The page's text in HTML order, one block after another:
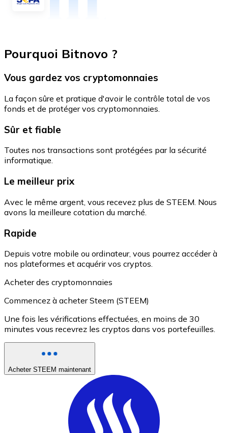
Pourquoi Bitnovo ?
Vous gardez vos cryptomonnaies
La façon sûre et pratique d'avoir le contrôle total de vos
fonds et de protéger vos cryptomonnaies.
Sûr et fiable
Toutes nos transactions sont protégées par la sécurité
informatique.
Le meilleur prix
Avec le même argent, vous recevez plus de STEEM. Nous
avons la meilleure cotation du marché.
Rapide
Depuis votre mobile ou ordinateur, vous pourrez accéder à
nos plateformes et acquérir vos cryptos.
Acheter des cryptomonnaies
Commencez à acheter Steem (STEEM)
Une fois les vérifications effectuées, en moins de 30
minutes vous recevrez les cryptos dans vos portefeuilles.
Acheter STEEM maintenant